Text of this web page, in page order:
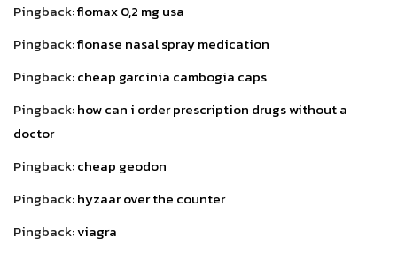
Pingback:flomax 0,2 mg usa
Pingback:flonase nasal spray medication
Pingback:cheap garcinia cambogia caps
Pingback:how can i order prescription drugs without a
doctor
Pingback:cheap geodon
Pingback:hyzaar over the counter
Pingback:viagra